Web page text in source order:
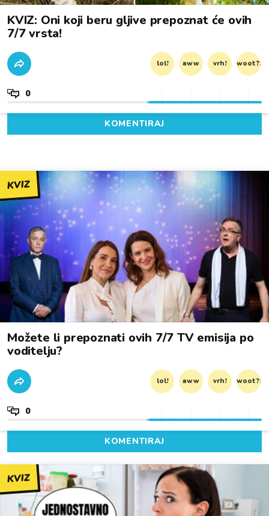
KVIZ: Oni koji beru gljive prepoznat će ovih
7/7 vrsta!
lol! aww vrh! woot?!
0
KOMENTIRAJ
KVIZ
Možete li prepoznati ovih 7/7 TV emisija po
voditelju?
lol! aww vrh! woot?!
0
KOMENTIRAJ
KVIZ